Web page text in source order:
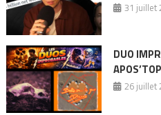
31 juillet
DUO
26 juillet